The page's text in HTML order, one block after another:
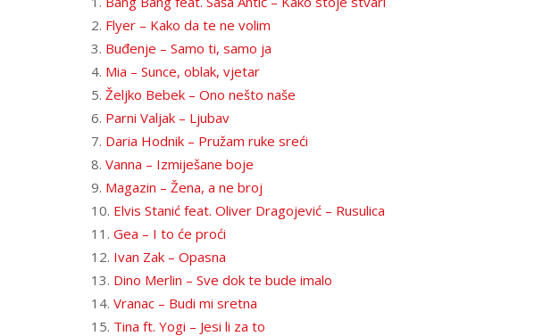
2. Flyer – Kako da te ne volim
3. Buđenje – Samo ti, samo ja
4. Mia – Sunce, oblak, vjetar
5. Željko Bebek – Ono nešto naše
6. Parni Valjak – Ljubav
7. Daria Hodnik – Pružam ruke sreći
8. Vanna – Izmiješane boje
9. Magazin – Žena, a ne broj
10. Elvis Stanić feat. Oliver Dragojević – Rusulica
11. Gea – I to će proći
12. Ivan Zak – Opasna
13. Dino Merlin – Sve dok te bude imalo
14. Vranac – Budi mi sretna
15. Tina ft. Yogi – Jesi li za to